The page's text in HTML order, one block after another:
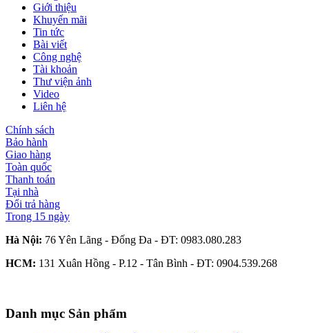
Giới thiệu
Khuyến mãi
Tin tức
Bài viết
Công nghệ
Tài khoản
Thư viện ảnh
Video
Liên hệ
Chính sách
Bảo hành
Giao hàng
Toàn quốc
Thanh toán
Tại nhà
Đổi trả hàng
Trong 15 ngày
Hà Nội: 76 Yên Lãng - Đống Đa - ĐT: 0983.080.283
HCM: 131 Xuân Hồng - P.12 - Tân Bình - ĐT: 0904.539.268
Danh mục Sản phẩm